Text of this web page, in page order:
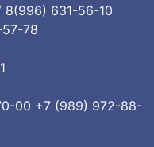
8(996) 631-56-10
78
00 +7 (989) 972-88-